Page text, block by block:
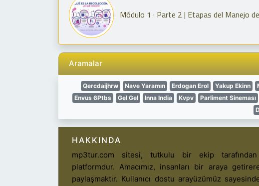
Módulo 1 · Parte 2 | Etapas del Manejo
Aramalar
Qercdaijhrw Nave Yaramın Erdogan Erol Yakup Ekinn
Envus 6Ptbs
Gel Gel Inna India Kvpv Parliment Sineması
HAKKINDA
mp3tur.com sitesi, tutkulu bir ekip
platformdur. Amacımız, insanları bir araya
paylaşmaktır. Kullanıcı dostu arayüzümüz